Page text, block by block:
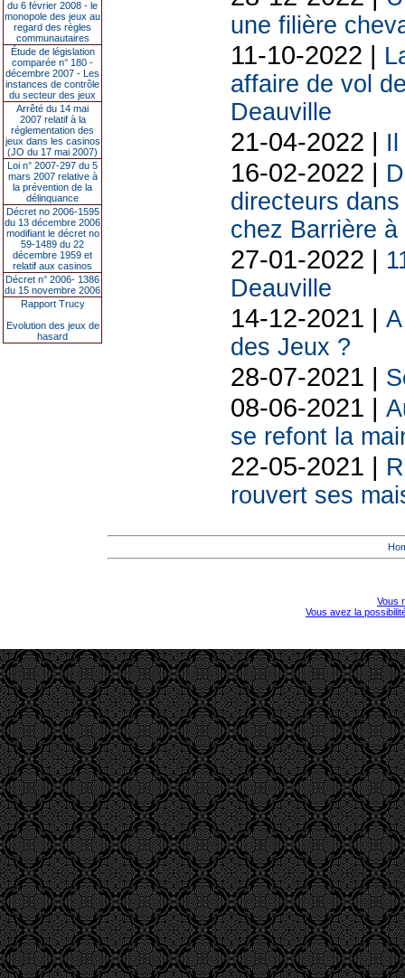
du 6 février 2008 - le
monopole des jeux au
regard des règles
communautaires
Étude de législation
comparée n° 180 -
décembre 2007 - Les
instances de contrôle
du secteur des jeux
Arrêté du 14 mai
2007 relatif à la
réglementation des
jeux dans les casinos
(JO du 17 mai 2007)
Loi n° 2007-297 du 5
mars 2007 relative à
la prévention de la
délinquance
Décret no 2006-1595
du 13 décembre 2006
modifiant le décret no
59-1489 du 22
décembre 1959 et
relatif aux casinos
Décret n° 2006- 1386
du 15 novembre 2006
Rapport Trucy
Evolution des jeux de
hasard
une filière
11-10-2022 |
affaire de vol
Deauville
21-04-2022 | Il
16-02-2022 |
directeurs
chez Barrière
27-01-2022 |
Deauville
14-12-2021 |
des Jeux ?
28-07-2021 |
08-06-2021 |
se refont la
22-05-2021 |
rouvert ses
Vous
Vous avez la